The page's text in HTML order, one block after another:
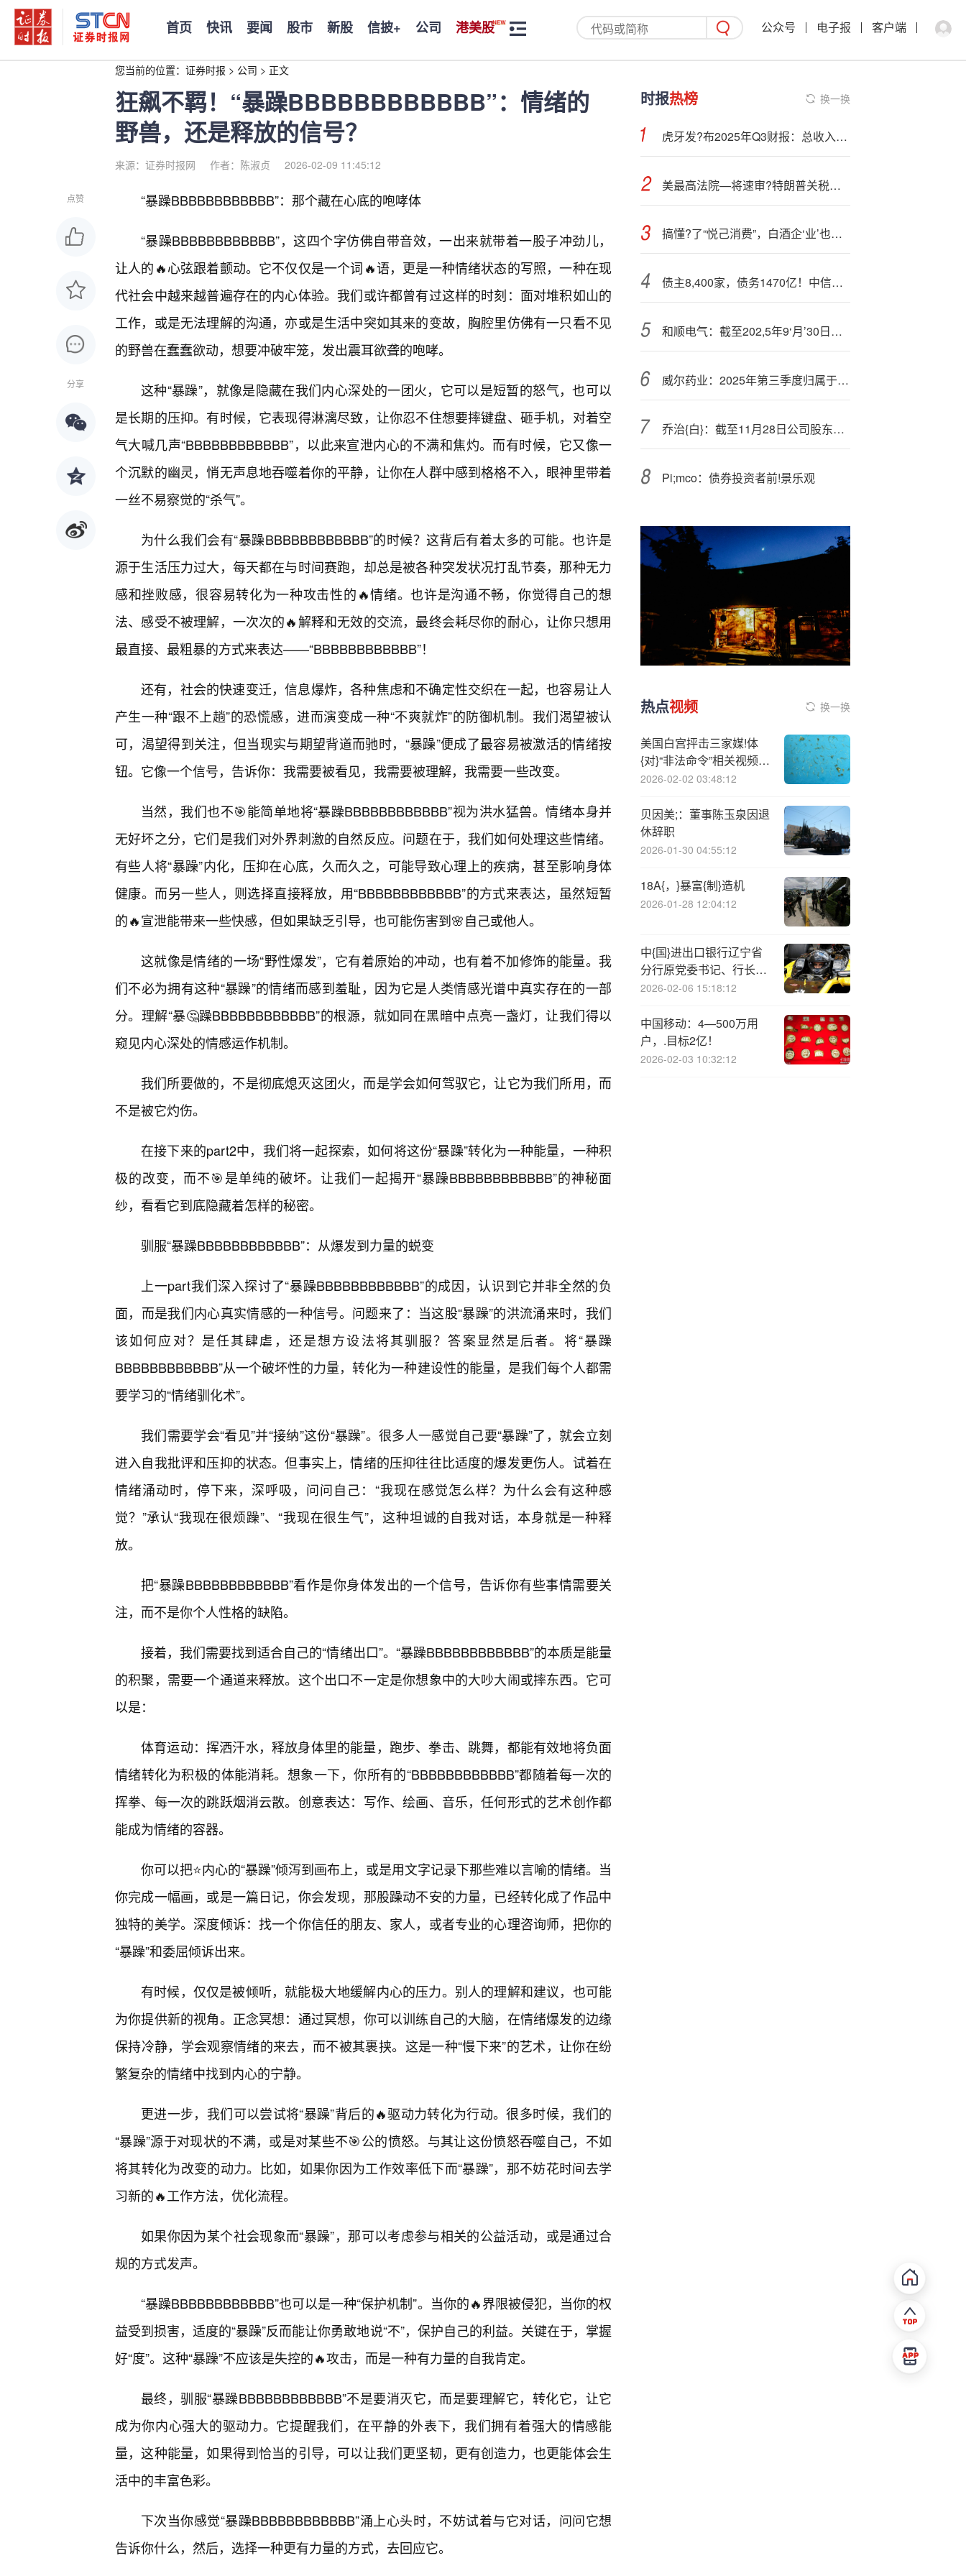
首页 快讯 要闻 股市 新股 信披+ 公司 港美股 公众号 电子报 客户端
您当前的位置： 证券时报 > 公司 > 正文
狂飙不羁！“暴躁BBBBBBBBBBBB”：情绪的
野兽，还是释放的信号？
来源：证券时报网 作者：陈淑贞 2026-02-09 11:45:12
点赞
分享
“暴躁BBBBBBBBBBBB”：那个藏在心底的咆哮体
“暴躁BBBBBBBBBBBB”，这四个字仿佛自带音效，一出来就带着一股子冲劲儿，
让人的🔥心弦跟着颤动。它不仅仅是一个词🔥语，更是一种情绪状态的写照，一种在现
代社会中越来越普遍存在的内心体验。我们或许都曾有过这样的时刻：面对堆积如山的
工作，或是无法理解的沟通，亦或是生活中突如其来的变故，胸腔里仿佛有一只看不见
的野兽在蠢蠢欲动，想要冲破牢笼，发出震耳欲聋的咆哮。
这种“暴躁”，就像是隐藏在我们内心深处的一团火，它可以是短暂的怒气，也可以
是长期的压抑。有时候，它表现得淋漓尽致，让你忍不住想要摔键盘、砸手机，对着空
气大喊几声“BBBBBBBBBBBB”，以此来宣泄内心的不满和焦灼。而有时候，它又像一
个沉默的幽灵，悄无声息地吞噬着你的平静，让你在人群中感到格格不入，眼神里带着
一丝不易察觉的“杀气”。
为什么我们会有“暴躁BBBBBBBBBBBB”的时候？这背后有着太多的可能。也许是
源于生活压力过大，每天都在与时间赛跑，却总是被各种突发状况打乱节奏，那种无力
感和挫败感，很容易转化为一种攻击性的🔥情绪。也许是沟通不畅，你觉得自己的想
法、感受不被理解，一次次的🔥解释和无效的交流，最终会耗尽你的耐心，让你只想用
最直接、最粗暴的方式来表达——“BBBBBBBBBBBB”！
还有，社会的快速变迁，信息爆炸，各种焦虑和不确定性交织在一起，也容易让人
产生一种“跟不上趟”的恐慌感，进而演变成一种“不爽就炸”的防御机制。我们渴望被认
可，渴望得到关注，但当现实与期望背道而驰时，“暴躁”便成了最容易被激活的情绪按
钮。它像一个信号，告诉你：我需要被看见，我需要被理解，我需要一些改变。
当然，我们也不🎯能简单地将“暴躁BBBBBBBBBBBB”视为洪水猛兽。情绪本身并
无好坏之分，它们是我们对外界刺激的自然反应。问题在于，我们如何处理这些情绪。
有些人将“暴躁”内化，压抑在心底，久而久之，可能导致心理上的疾病，甚至影响身体
健康。而另一些人，则选择直接释放，用“BBBBBBBBBBBB”的方式来表达，虽然短暂
的🔥宣泄能带来一些快感，但如果缺乏引导，也可能伤害到🌸自己或他人。
这就像是情绪的一场“野性爆发”，它有着原始的冲动，也有着不加修饰的能量。我
们不必为拥有这种“暴躁”的情绪而感到羞耻，因为它是人类情感光谱中真实存在的一部
分。理解“暴🤔躁BBBBBBBBBBBB”的根源，就如同在黑暗中点亮一盏灯，让我们得以
窥见内心深处的情感运作机制。
我们所要做的，不是彻底熄灭这团火，而是学会如何驾驭它，让它为我们所用，而
不是被它灼伤。
在接下来的part2中，我们将一起探索，如何将这份“暴躁”转化为一种能量，一种积
极的改变，而不🎯是单纯的破坏。让我们一起揭开“暴躁BBBBBBBBBBBB”的神秘面
纱，看看它到底隐藏着怎样的秘密。
驯服“暴躁BBBBBBBBBBBB”：从爆发到力量的蜕变
上一part我们深入探讨了“暴躁BBBBBBBBBBBB”的成因，认识到它并非全然的负
面，而是我们内心真实情感的一种信号。问题来了：当这股“暴躁”的洪流涌来时，我们
该如何应对？是任其肆虐，还是想方设法将其驯服？答案显然是后者。将“暴躁
BBBBBBBBBBBB”从一个破坏性的力量，转化为一种建设性的能量，是我们每个人都需
要学习的“情绪驯化术”。
我们需要学会“看见”并“接纳”这份“暴躁”。很多人一感觉自己要“暴躁”了，就会立刻
进入自我批评和压抑的状态。但事实上，情绪的压抑往往比适度的爆发更伤人。试着在
情绪涌动时，停下来，深呼吸，问问自己：“我现在感觉怎么样？为什么会有这种感
觉？”承认“我现在很烦躁”、“我现在很生气”，这种坦诚的自我对话，本身就是一种释
放。
把“暴躁BBBBBBBBBBBB”看作是你身体发出的一个信号，告诉你有些事情需要关
注，而不是你个人性格的缺陷。
接着，我们需要找到适合自己的“情绪出口”。“暴躁BBBBBBBBBBBB”的本质是能量
的积聚，需要一个通道来释放。这个出口不一定是你想象中的大吵大闹或摔东西。它可
以是：
体育运动：挥洒汗水，释放身体里的能量，跑步、拳击、跳舞，都能有效地将负面
情绪转化为积极的体能消耗。想象一下，你所有的“BBBBBBBBBBBB”都随着每一次的
挥拳、每一次的跳跃烟消云散。创意表达：写作、绘画、音乐，任何形式的艺术创作都
能成为情绪的容器。
你可以把⭐内心的“暴躁”倾泻到画布上，或是用文字记录下那些难以言喻的情绪。当
你完成一幅画，或是一篇日记，你会发现，那股躁动不安的力量，已经转化成了作品中
独特的美学。深度倾诉：找一个你信任的朋友、家人，或者专业的心理咨询师，把你的
“暴躁”和委屈倾诉出来。
有时候，仅仅是被倾听，就能极大地缓解内心的压力。别人的理解和建议，也可能
为你提供新的视角。正念冥想：通过冥想，你可以训练自己的大脑，在情绪爆发的边缘
保持冷静，学会观察情绪的来去，而不被其裹挟。这是一种“慢下来”的艺术，让你在纷
繁复杂的情绪中找到内心的宁静。
更进一步，我们可以尝试将“暴躁”背后的🔥驱动力转化为行动。很多时候，我们的
“暴躁”源于对现状的不满，或是对某些不🎯公的愤怒。与其让这份愤怒吞噬自己，不如
将其转化为改变的动力。比如，如果你因为工作效率低下而“暴躁”，那不妨花时间去学
习新的🔥工作方法，优化流程。
如果你因为某个社会现象而“暴躁”，那可以考虑参与相关的公益活动，或是通过合
规的方式发声。
“暴躁BBBBBBBBBBBB”也可以是一种“保护机制”。当你的🔥界限被侵犯，当你的权
益受到损害，适度的“暴躁”反而能让你勇敢地说“不”，保护自己的利益。关键在于，掌握
好“度”。这种“暴躁”不应该是失控的🔥攻击，而是一种有力量的自我肯定。
最终，驯服“暴躁BBBBBBBBBBBB”不是要消灭它，而是要理解它，转化它，让它
成为你内心强大的驱动力。它提醒我们，在平静的外表下，我们拥有着强大的情感能
量，这种能量，如果得到恰当的引导，可以让我们更坚韧，更有创造力，也更能体会生
活中的丰富色彩。
下次当你感觉“暴躁BBBBBBBBBBBB”涌上心头时，不妨试着与它对话，问问它想
告诉你什么，然后，选择一种更有力量的方式，去回应它。
时报热榜 换一换
虎牙发?布2025年Q3财报：总收入创近9个季度新高 游戏相关服务、广告和其他贡献超三成收入
美最高法院—将速审?特朗普关税案 经济数据承压推动降息预期 美股再创新高
搞懂?了“悦己消费”，白酒企‘业’也能玩转新消费逻辑？
债主8,400家，债务1470亿！中信信托签下房地产业最大重整案
和顺电气：截至202,5年9‘月’30日股东总数为17706户
威尔药业：2025年第三季度归属于上!市公司股东的净利润<同>比增长21.46%
乔治{白}：截至11月28日公司股东总户数为15657户
Pi;mco：债券投资者前!景乐观
热点视频 换一换
美国白宫抨击三家媒!体
{对}“非法命令”相关视频的
报道
2026-02-02 03:48:12
贝因美;：董事陈玉泉因退
休辞职
2026-01-30 04:55:12
18A{，}暴富{制}造机
2026-01-28 12:04:12
中{国}进出口银行辽宁省
分行原党委书记、行长刘
正贵被开除党籍
2026-02-06 15:18:12
中国移动：4—500万用
户，.目标2亿！
2026-02-03 10:32:12